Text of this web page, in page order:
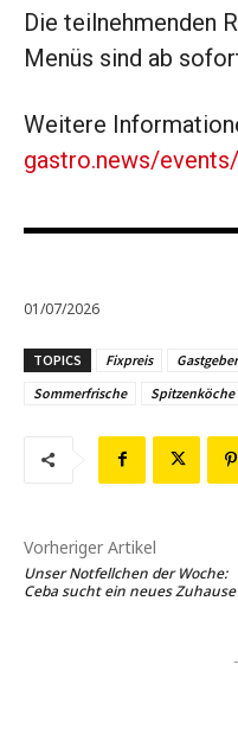
Die teilnehmenden
Menüs sind ab
Weitere
gastro.news/
01/07/2026
TOPICS Fixpreis Gastgeber
Sommerfrische
Spitzenköche
Vorheriger Artikel
Unser Notfellchen der Woche:
Ceba sucht ein neues Zuhause